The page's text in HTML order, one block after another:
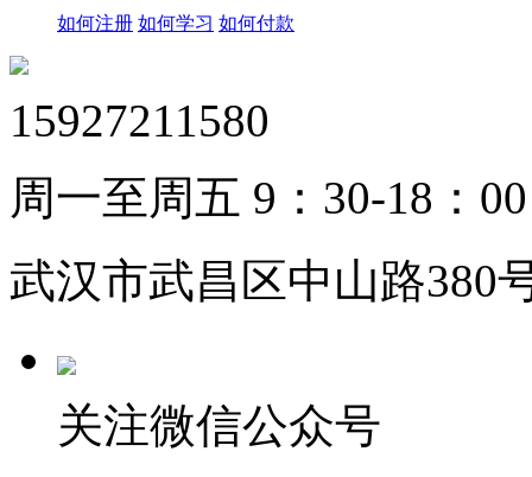
如何注册 如何学习 如何付款
15927211580
周一至周五 9：30-18：00
武汉市武昌区中山路380
关注微信公众号